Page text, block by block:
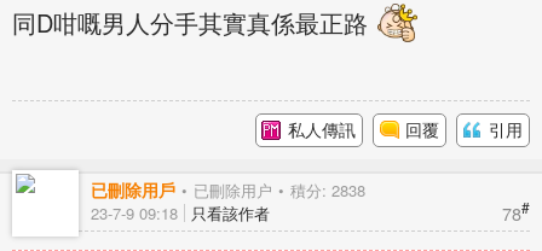
同D咁嘅男人分手其實真係最正路
私人傳訊 回覆 引用
已刪除用戶 已刪除用户 積分: 2838
78#
23-7-9 09:18 只看該作者